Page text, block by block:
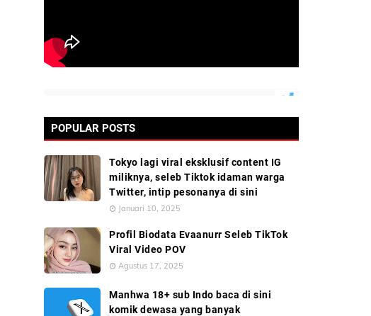
POPULAR POSTS
Tokyo lagi viral eksklusif content IG
miliknya, seleb Tiktok idaman warga
Twitter, intip pesonanya di sini
Januari 10, 2025
Profil Biodata Evaanurr Seleb TikTok
Viral Video POV
Agustus 17, 2025
Manhwa 18+ sub Indo baca di sini
komik dewasa yang banyak